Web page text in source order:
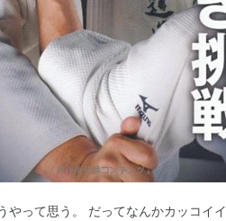
やって思う。 だってなんかカッコイ